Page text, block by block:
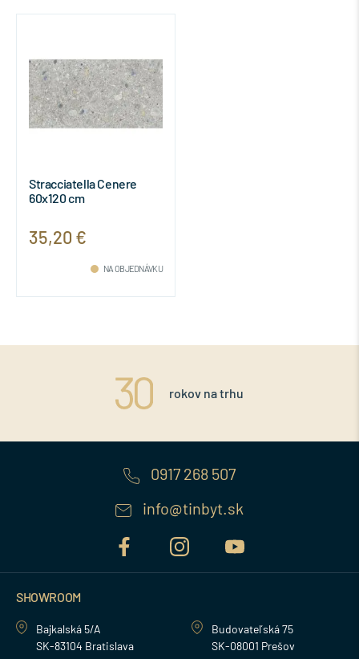
Stracciatella Cenere
60x120 cm
35,20 €
NA OBJEDNÁVKU
rokov na trhu
0917 268 507
info@tinbyt.sk
SHOWROOM
Bajkalská 5/A
SK-83104 Bratislava
Budovateľská 75
SK-08001 Prešov